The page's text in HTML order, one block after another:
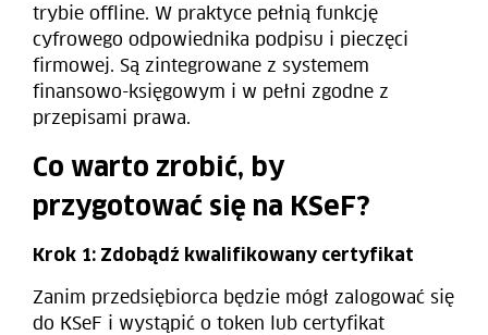
trybie offline. W praktyce pełnią funkcję
cyfrowego odpowiednika podpisu i pieczęci
firmowej. Są zintegrowane z systemem
finansowo-księgowym i w pełni zgodne z
przepisami prawa.
Co warto zrobić, by
przygotować się na KSeF?
Krok 1: Zdobądź kwalifikowany certyfikat
Zanim przedsiębiorca będzie mógł zalogować się
do KSeF i wystąpić o token lub certyfikat